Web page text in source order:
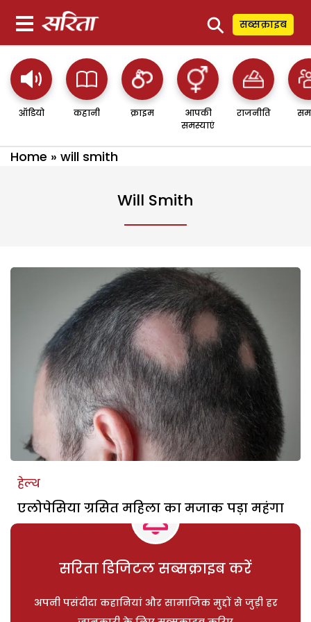
⚲ सब्सक्राइब
ऑडियो कहानी क्राइम
आपकी
समस्याएं
राजनीति
Home » will smith
Will Smith
हेल्थ
एलोपेसिया ग्रसित महिला का मजाक पड़ा महंगा
सरिता डिजिटल सब्सक्राइब करें
अपनी पसंदीदा कहानियां और सामाजिक मुद्दों से जुड़ी हर